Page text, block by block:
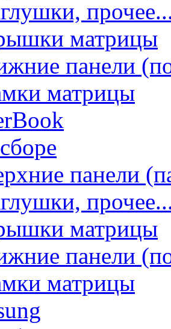
матрицы
панели
матрицы
панели
матрицы
панели
матрицы